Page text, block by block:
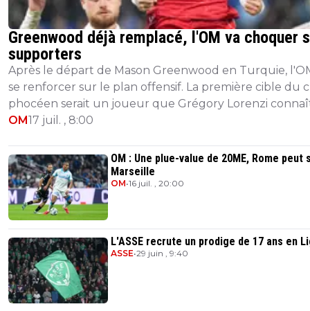
Greenwood déjà remplacé, l'OM va choquer
supporters
Après le départ de Mason Greenwood en Turquie,
se renforcer sur le plan offensif. La première cible du
phocéen serait un joueur que Grégory Lorenzi
bien, à savoir Romain Del Cas...
OM17 juil. , 8:00
OM : Une plue-value de 20ME, Rome peut
Marseille
OM•16 juil. , 20:00
L'ASSE recrute un prodige de 17 ans en
ASSE•29 juin , 9:40